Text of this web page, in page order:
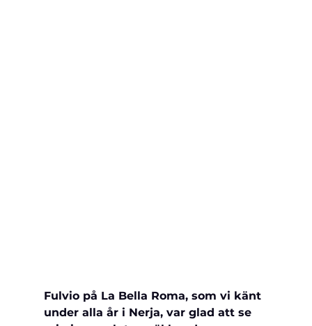
Fulvio på La Bella Roma, som vi känt
under alla år i Nerja, var glad att se